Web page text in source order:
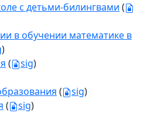
с детьми-билингвами (
в обучении математике в
)
( sig)
( sig)
( sig)